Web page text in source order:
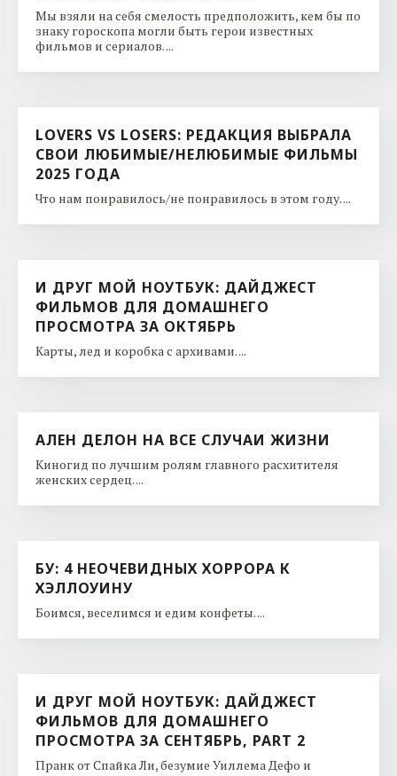
Мы взяли на себя смелость предположить, кем бы по
знаку гороскопа могли быть герои известных
фильмов и сериалов. ...
LOVERS VS LOSERS: РЕДАКЦИЯ ВЫБРАЛА
СВОИ ЛЮБИМЫЕ/НЕЛЮБИМЫЕ ФИЛЬМЫ
2025 ГОДА
Что нам понравилось/не понравилось в этом году. ...
И ДРУГ МОЙ НОУТБУК: ДАЙДЖЕСТ
ФИЛЬМОВ ДЛЯ ДОМАШНЕГО
ПРОСМОТРА ЗА ОКТЯБРЬ
Карты, лед и коробка с архивами. ...
АЛЕН ДЕЛОН НА ВСЕ СЛУЧАИ ЖИЗНИ
Киногид по лучшим ролям главного расхитителя
женских сердец. ...
БУ: 4 НЕОЧЕВИДНЫХ ХОРРОРА К
ХЭЛЛОУИНУ
Боимся, веселимся и едим конфеты. ...
И ДРУГ МОЙ НОУТБУК: ДАЙДЖЕСТ
ФИЛЬМОВ ДЛЯ ДОМАШНЕГО
ПРОСМОТРА ЗА СЕНТЯБРЬ, PART 2
Пранк от Спайка Ли, безумие Уиллема Дефо и